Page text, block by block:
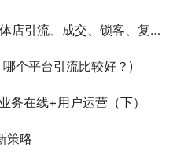
客、复购、裂变基础模型（工具模型8）)
个平台引流比较好？)
务在线+用户运营（下）
策略